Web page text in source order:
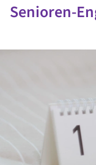
Senioren-